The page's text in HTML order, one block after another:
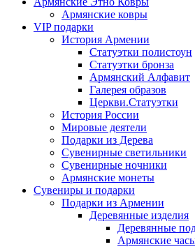
Армянские ковры
VIP подарки
История Армении
Статуэтки полистоун
Статуэтки бронза
Армянский Алфавит
Галерея образов
Церкви.Статуэтки
История России
Мировые деятели
Подарки из Дерева
Сувенирные светильники
Сувенирные ночники
Армянские монеты
Сувениры и подарки
Подарки из Армении
Деревянные изделия
Деревянные
Армянские